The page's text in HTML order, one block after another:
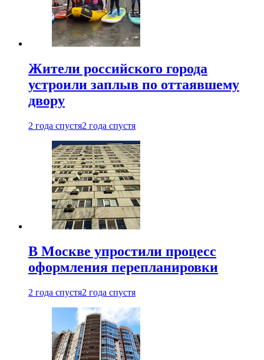
Жители российского города
устроили заплыв по оттаявшему
двору
2 года спустя2 года спустя
В Москве упростили процесс
оформления перепланировки
2 года спустя2 года спустя